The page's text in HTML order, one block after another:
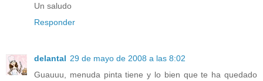
Un saludo
Responder
delantal 29 de mayo de 2008 a las 8:02
Guauuu, menuda pinta tiene y lo bien que te ha quedado